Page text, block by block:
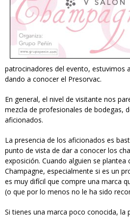
patrocinadores del evento, estuvimos
dando a conocer el Presorvac.
En general, el nivel de visitante nos
mezcla de profesionales de bodegas,
aficionados.
La presencia de los aficionados es
punto de vista de dar a conocer los
exposición. Cuando alguien se
Champagne, especialmente si es un
es muy difícil que compre una marca
(o que por lo menos no le ha sido
Si tienes una marca poco conocida, la